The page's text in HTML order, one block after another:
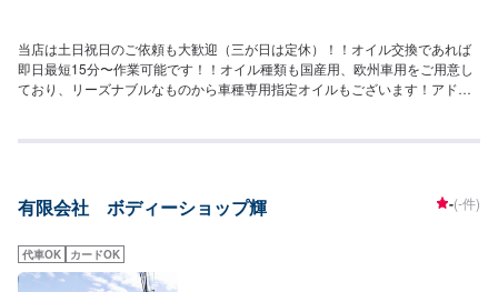
当店は土日祝日のご依頼も大歓迎（三が日は定休）！！オイル交換であれば
即日最短15分〜作業可能です！！オイル種類も国産用、欧州車用をご用意し
ており、リーズナブルなものから車種専用指定オイルもございます！アドブ
有限会社 ボディーショップ輝 -(-件)
代車OK カードOK